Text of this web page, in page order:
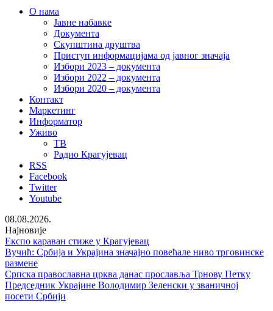
О нама
Јавне набавке
Документа
Скупштина друштва
Приступ информацијама од јавног значаја
Избори 2023 – документа
Избори 2022 – документа
Избори 2020 – документа
Контакт
Маркетинг
Информатор
Уживо
ТВ
Радио Крагујевац
RSS
Facebook
Twitter
Youtube
08.08.2026.
Најновије
Експо караван стиже у Крагујевац
Вучић: Србија и Украјина значајно повећале ниво трговинске
размене
Српска православна црква данас прославља Трнову Петку
Председник Украјине Володимир Зеленски у званичној
посети Србији